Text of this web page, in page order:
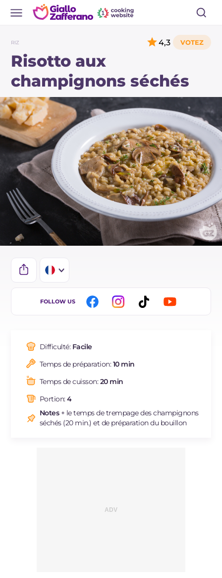
RIZ
Risotto aux
champignons séchés
4,3
IT
ES
BR
NL
FOLLOW US
Difficulté: Facile
Temps de préparation:10 min
Temps de cuisson:20 min
Portion:4
Notes+ le temps de trempage des champignons
séchés (20 min.) et de préparation du bouillon